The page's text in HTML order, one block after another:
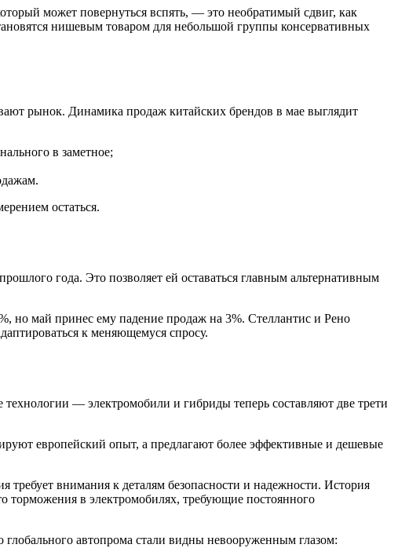
может повернуться вспять, — это необратимый сдвиг, как
нишевым товаром для небольшой группы консервативных
рынок. Динамика продаж китайских брендов в мае выглядит
в заметное;
остаться.
года. Это позволяет ей оставаться главным альтернативным
но май принес ему падение продаж на 3%. Стеллантис и Рено
к меняющемуся спросу.
— электромобили и гибриды теперь составляют две трети
европейский опыт, а предлагают более эффективные и дешевые
требует внимания к деталям безопасности и надежности. История
торможения в электромобилях, требующие постоянного
автопрома стали видны невооруженным глазом: